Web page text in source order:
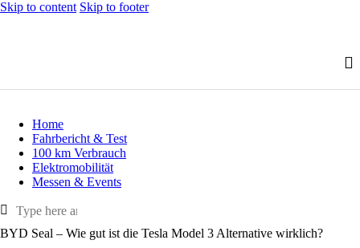
Skip to content Skip to footer
Home
Fahrbericht & Test
100 km Verbrauch
Elektromobilität
Messen & Events
BYD Seal – Wie gut ist die Tesla Model 3 Alternative wirklich?